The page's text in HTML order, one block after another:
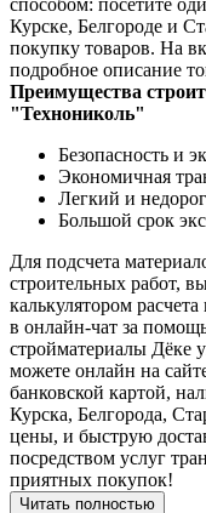
способом: посетите
Курске, Белгороде и
покупку товаров. На
подробное описание
Преимущества
"Технониколь"
Безопасность и
Экономичная
Легкий и
Большой срок
Для подсчета
строительных работ,
калькулятором
в онлайн-чат за
стройматериалы Дёке
можете онлайн на
банковской картой,
Курска, Белгорода,
цены, и быструю
посредством услуг
приятных покупок!